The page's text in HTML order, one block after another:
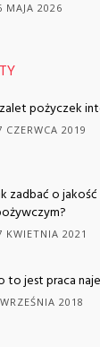
MAJA 2026
pożyczek
CZERWCA 2019
zadbać o
KWIETNIA 2021
to jest praca
2018